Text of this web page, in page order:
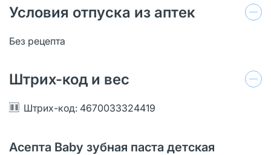
Условия отпуска из аптек
Без рецепта
Штрих-код и вес
Штрих-код: 4670033324419
Асепта Baby зубная паста детская